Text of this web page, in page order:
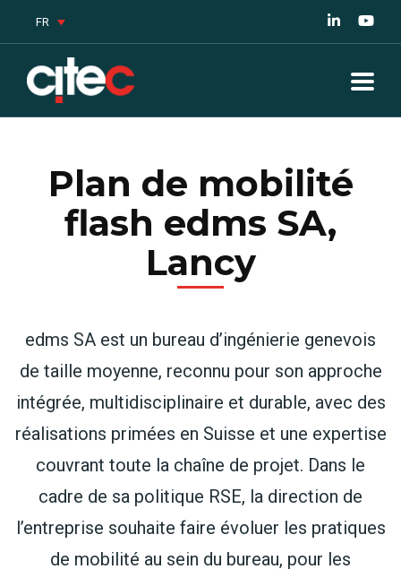
FR
Plan de mobilité
flash edms SA,
Lancy
edms SA est un bureau d’ingénierie genevois
de taille moyenne, reconnu pour son approche
intégrée, multidisciplinaire et durable, avec des
réalisations primées en Suisse et une expertise
couvrant toute la chaîne de projet. Dans le
cadre de sa politique RSE, la direction de
l’entreprise souhaite faire évoluer les pratiques
de mobilité au sein du bureau, pour les